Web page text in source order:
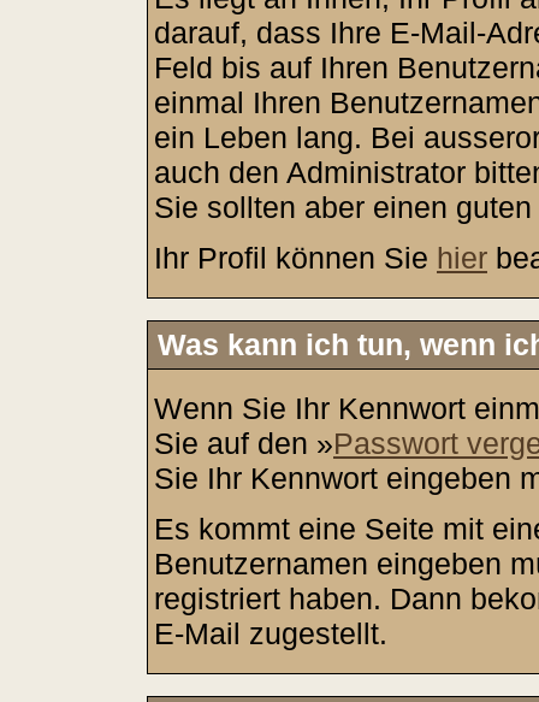
darauf, dass Ihre E-Mail-
Feld bis auf Ihren
einmal Ihren
ein Leben lang. Bei
auch den Administrator
Sie sollten aber einen
Ihr Profil können Sie hier
Was kann ich tun, wenn
Wenn Sie Ihr Kennwort
Sie auf den »Passwort
Sie Ihr Kennwort eingeben
Es kommt eine Seite mit
Benutzernamen eingeben
registriert haben. Dann
E-Mail zugestellt.